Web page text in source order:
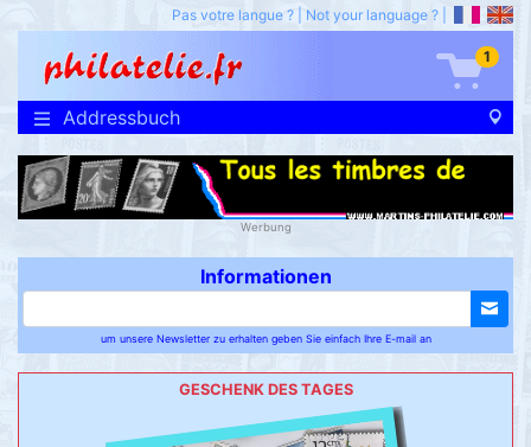
Pas votre langue ? Not your language ?
1
Addressbuch
Werbung
Informationen
um unsere Newsletter zu erhalten geben Sie einfach Ihre E-mail an
GESCHENK DES TAGES